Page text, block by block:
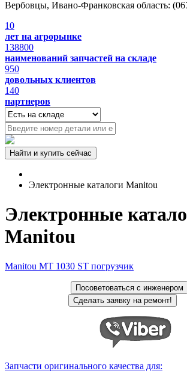
Вербовцы, Ивано-Франковская область:
10
лет на агрорынке
138800
наименований запчастей на складе
950
довольных клиентов
140
партнеров
Электронные каталоги Manitou
Электронные
Manitou
Manitou MT 1030 ST погрузчик
Запчасти оригинального качества для: